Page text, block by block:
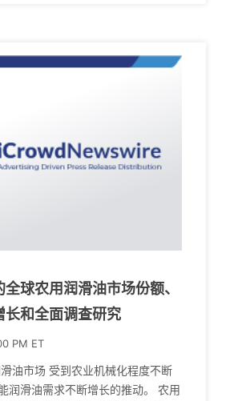
球农用润滑油市场份额、
长和全面调查研究
PM ET
油市场 受到农业机械化程度不断
润滑油需求不断增长的推动。 农用